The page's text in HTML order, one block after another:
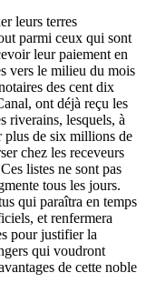
leurs terres
parmi ceux qui sont
leur paiement en
vers le milieu du mois
des cent dix
ont déjà reçu les
riverains, lesquels, à
plus de six millions de
chez les receveurs
listes ne sont pas
tous les jours.
qui paraîtra en temps
et renfermera
pour justifier la
qui voudront
de cette noble